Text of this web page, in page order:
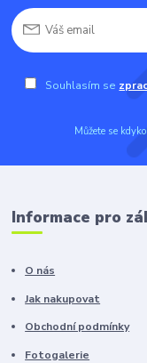
Souhlasím se
Můžete se
Informace pro
O nás
Jak nakupovat
Obchodní podmínky
Fotogalerie